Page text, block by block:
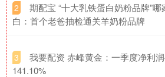
2
期配宝 “十大乳铁蛋白奶粉品牌”
白：首个老爸抽检通关羊奶粉品牌
3
我要配资 赤峰黄金：一季度净利
141.10%